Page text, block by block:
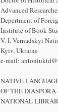
Advanced
Depertment of
Institute of Book
V. I. Vernadskyi
Kyiv, Ukraine
e-mail:
NATIVE
OF THE
NATIONAL